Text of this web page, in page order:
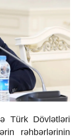
Türk Dövlətləri
rəhbərlərinin